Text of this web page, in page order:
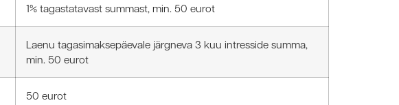
1% tagastatavast summast, min. 50 eurot
Laenu tagasimaksepäevale järgneva 3 kuu intresside summa,
min. 50 eurot
50 eurot